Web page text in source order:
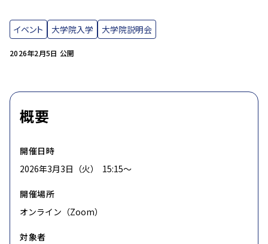
2026年2月5日 公開
イベント 大学院入学 大学院説明会
概要
開催日時
2026年3月3日（火） 15:15〜
開催場所
オンライン（Zoom）
対象者